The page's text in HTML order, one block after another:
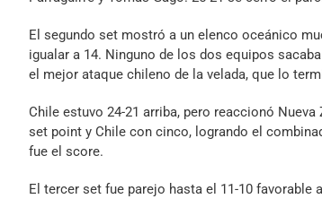
El segundo set mostró a un elenco oceánico
igualar a 14. Ninguno de los dos equipos
el mejor ataque chileno de la velada, que lo
Chile estuvo 24-21 arriba, pero reaccionó
set point y Chile con cinco, logrando el
fue el score.
El tercer set fue parejo hasta el 11-10